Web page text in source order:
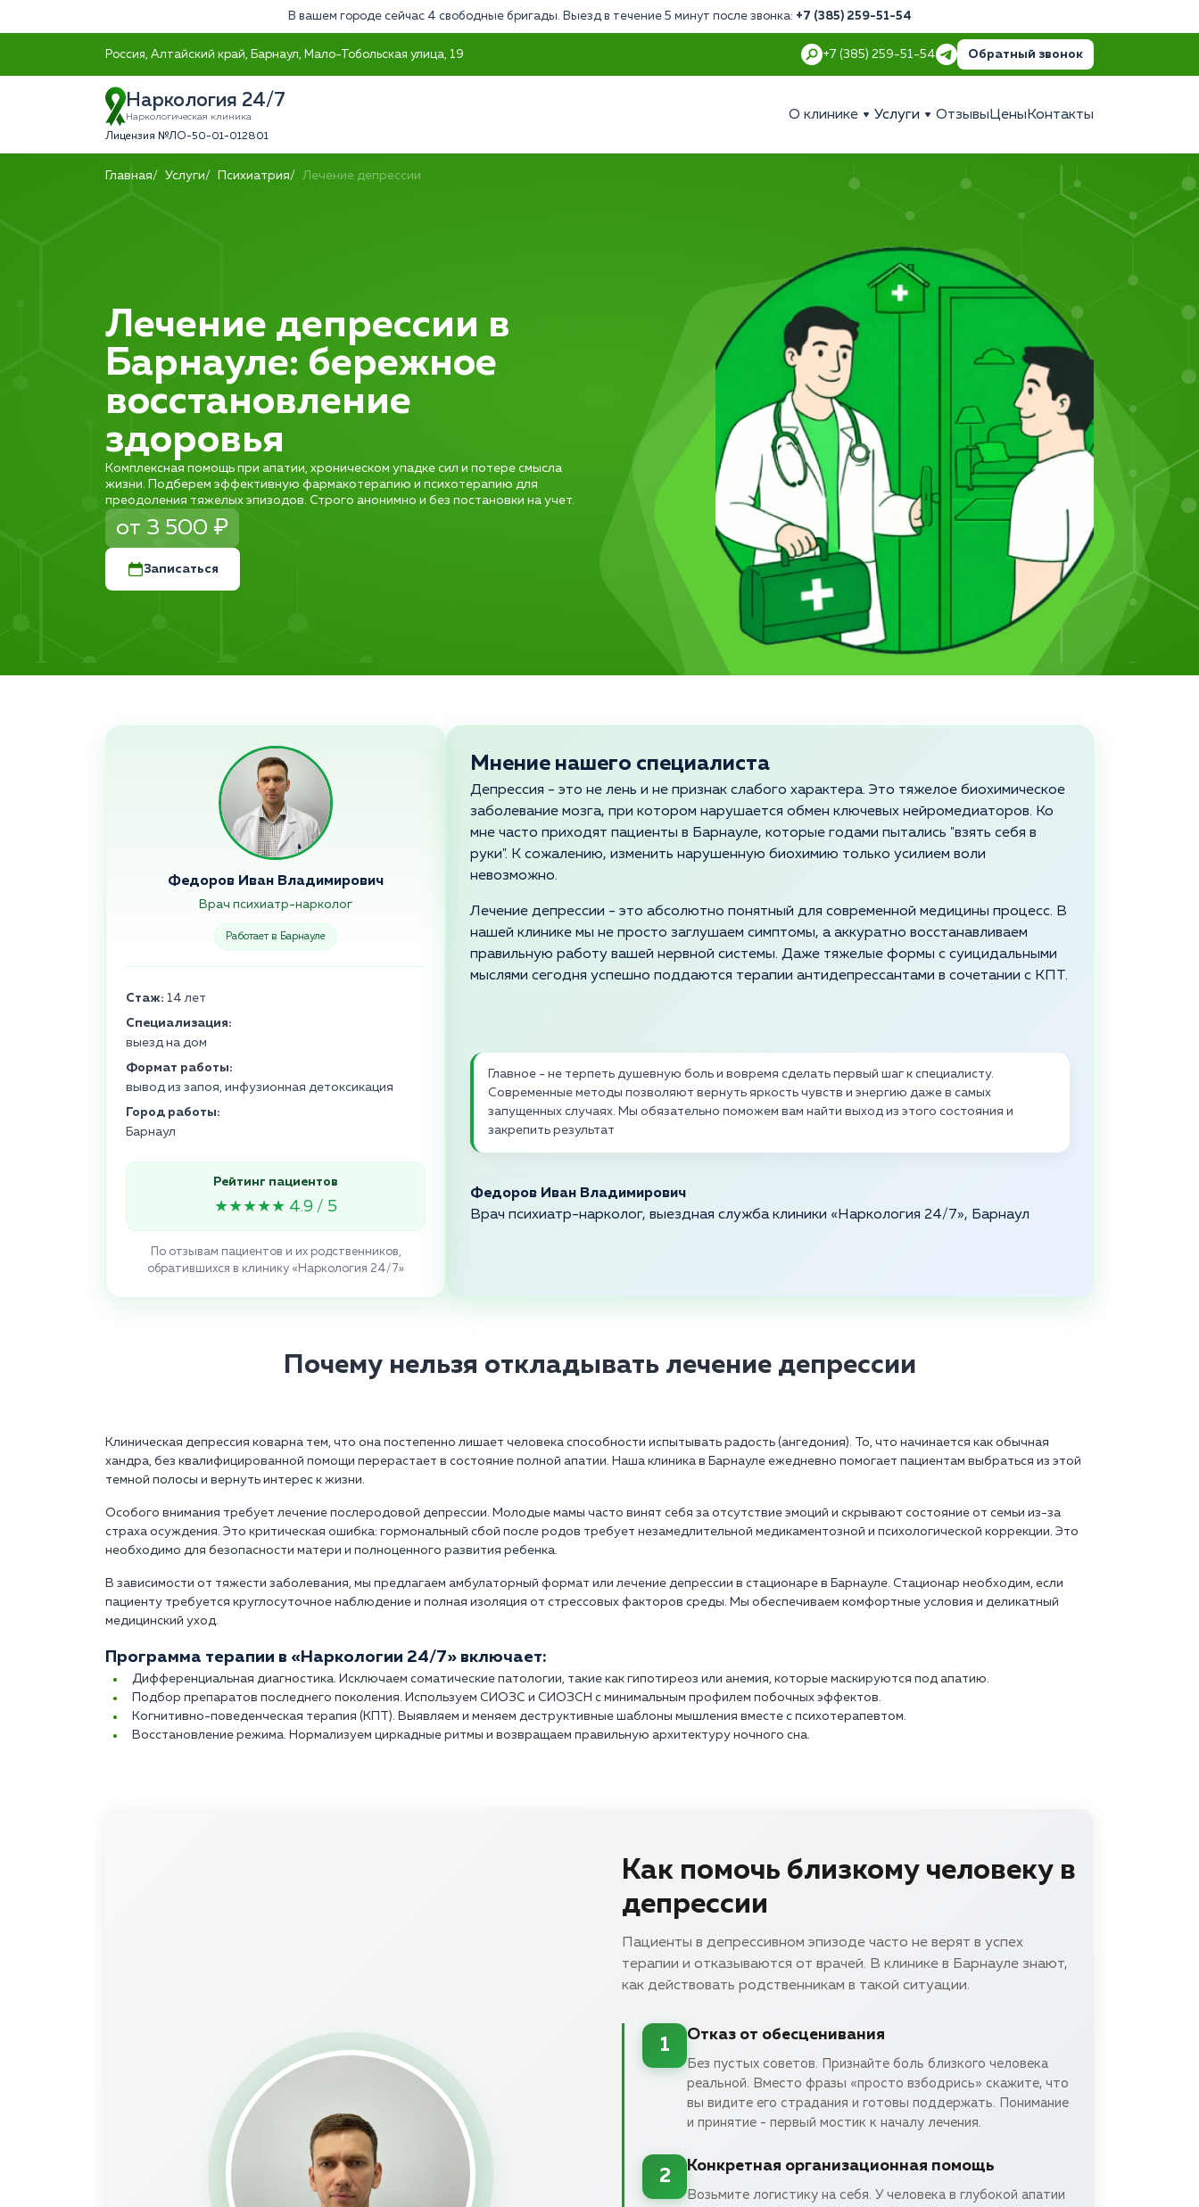
В вашем городе сейчас 4 свободные бригады. Выезд в течение 5 минут после звонка: +7 (385) 259-51-54
Россия, Алтайский край, Барнаул, Мало-Тобольская улица, 19 +7 (385) 259-51-54 Обратный звонок
Наркология 24/7
Наркологическая клиника
Лицензия №ЛО-50-01-012801
О клинике Услуги Отзывы Цены Контакты
Главная Услуги Психиатрия Лечение депрессии
Лечение депрессии в
Барнауле: бережное
восстановление
здоровья
Комплексная помощь при апатии, хроническом упадке сил и потере смысла
жизни. Подберем эффективную фармакотерапию и психотерапию для
преодоления тяжелых эпизодов. Строго анонимно и без постановки на учет.
от 3 500 ₽
Записаться
Федоров Иван Владимирович
Врач психиатр-нарколог
Работает в Барнауле
Стаж: 14 лет
Специализация:
выезд на дом
Формат работы:
вывод из запоя, инфузионная детоксикация
Город работы:
Барнаул
Рейтинг пациентов
★★★★★ 4.9 / 5
По отзывам пациентов и их родственников,
обратившихся в клинику «Наркология 24/7»
Мнение нашего специалиста
Депрессия - это не лень и не признак слабого характера. Это тяжелое биохимическое
заболевание мозга, при котором нарушается обмен ключевых нейромедиаторов. Ко
мне часто приходят пациенты в Барнауле, которые годами пытались "взять себя в
руки". К сожалению, изменить нарушенную биохимию только усилием воли
невозможно.
Лечение депрессии - это абсолютно понятный для современной медицины процесс. В
нашей клинике мы не просто заглушаем симптомы, а аккуратно восстанавливаем
правильную работу вашей нервной системы. Даже тяжелые формы с суицидальными
мыслями сегодня успешно поддаются терапии антидепрессантами в сочетании с КПТ.
Главное - не терпеть душевную боль и вовремя сделать первый шаг к специалисту.
Современные методы позволяют вернуть яркость чувств и энергию даже в самых
запущенных случаях. Мы обязательно поможем вам найти выход из этого состояния и
закрепить результат
Федоров Иван Владимирович
Врач психиатр-нарколог, выездная служба клиники «Наркология 24/7», Барнаул
Почему нельзя откладывать лечение депрессии
Клиническая депрессия коварна тем, что она постепенно лишает человека способности испытывать радость (ангедония). То, что начинается как обычная
хандра, без квалифицированной помощи перерастает в состояние полной апатии. Наша клиника в Барнауле ежедневно помогает пациентам выбраться из этой
темной полосы и вернуть интерес к жизни.
Особого внимания требует лечение послеродовой депрессии. Молодые мамы часто винят себя за отсутствие эмоций и скрывают состояние от семьи из-за
страха осуждения. Это критическая ошибка: гормональный сбой после родов требует незамедлительной медикаментозной и психологической коррекции. Это
необходимо для безопасности матери и полноценного развития ребенка.
В зависимости от тяжести заболевания, мы предлагаем амбулаторный формат или лечение депрессии в стационаре в Барнауле. Стационар необходим, если
пациенту требуется круглосуточное наблюдение и полная изоляция от стрессовых факторов среды. Мы обеспечиваем комфортные условия и деликатный
медицинский уход.
Программа терапии в «Наркологии 24/7» включает:
Дифференциальная диагностика. Исключаем соматические патологии, такие как гипотиреоз или анемия, которые маскируются под апатию.
Подбор препаратов последнего поколения. Используем СИОЗС и СИОЗСН с минимальным профилем побочных эффектов.
Когнитивно-поведенческая терапия (КПТ). Выявляем и меняем деструктивные шаблоны мышления вместе с психотерапевтом.
Восстановление режима. Нормализуем циркадные ритмы и возвращаем правильную архитектуру ночного сна.
Как помочь близкому человеку в
депрессии
Пациенты в депрессивном эпизоде часто не верят в успех
терапии и отказываются от врачей. В клинике в Барнауле знают,
как действовать родственникам в такой ситуации.
1
Отказ от обесценивания
Без пустых советов. Признайте боль близкого человека
реальной. Вместо фразы «просто взбодрись» скажите, что
вы видите его страдания и готовы поддержать. Понимание
и принятие - первый мостик к началу лечения.
2
Конкретная организационная помощь
Возьмите логистику на себя. У человека в глубокой апатии